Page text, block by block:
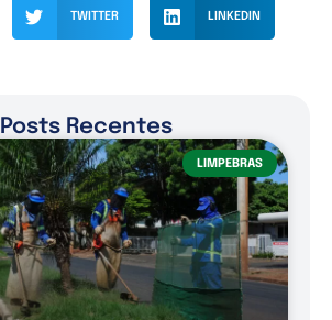
TWITTER LINKEDIN
Posts Recentes
LIMPEBRAS